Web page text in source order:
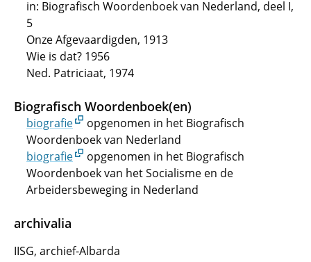
in: Biografisch Woordenboek van Nederland, deel I,
5
Onze Afgevaardigden, 1913
Wie is dat? 1956
Ned. Patriciaat, 1974
Biografisch Woordenboek(en)
biografie
opgenomen in het Biografisch
Woordenboek van Nederland
biografie
opgenomen in het Biografisch
Woordenboek van het Socialisme en de
Arbeidersbeweging in Nederland
archivalia
IISG, archief-Albarda